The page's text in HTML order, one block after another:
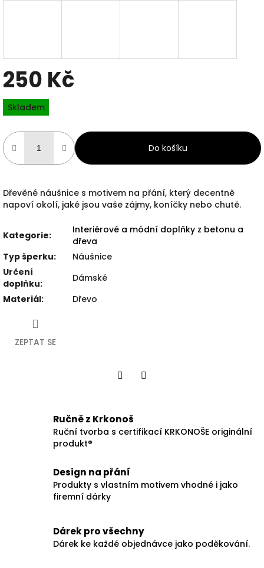
250 Kč
Měrná
cena:
Skladem
Do košíku
Dřevěné náušnice s motivem na přání, který decentně
napoví okolí, jaké jsou vaše zájmy, koníčky nebo chutě.
Kategorie:
Interiérové a módní doplňky z betonu a
dřeva
Typ šperku:
Náušnice
Určení
doplňku:
Dámské
Materiál: Dřevo
ZEPTAT SE
Ručně z Krkonoš
Ruční tvorba s certifikací KRKONOŠE originální
produkt®
Design na přání
Produkty s vlastním motivem vhodné i jako
firemní dárky
Dárek pro všechny
Dárek ke každé objednávce jako poděkování.